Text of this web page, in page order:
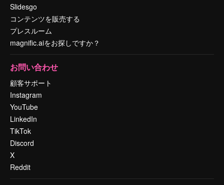
Slidesgo
コンテンツを販売する
プレスルーム
magnific.aiをお探しですか？
お問い合わせ
顧客サポート
Instagram
YouTube
LinkedIn
TikTok
Discord
X
Reddit